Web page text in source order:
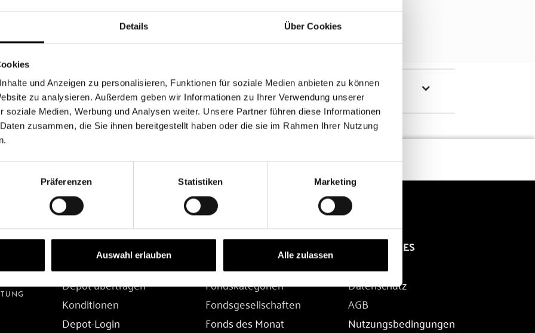
Details Über Cookies
und Anzeigen zu personalisieren, Funktionen für soziale Medien anbieten zu können
zu analysieren. Außerdem geben wir Informationen zu Ihrer Verwendung unserer
soziale Medien, Werbung und Analysen weiter. Unsere Partner führen diese Informationen
zusammen, die Sie ihnen bereitgestellt haben oder die sie im Rahmen Ihrer Nutzung
Präferenzen Statistiken Marketing
Auswahl erlauben Alle zulassen
Chancen & Risiken
Fonds FAQ
DEPOT
Depot übertragen
Konditionen
Depot-Login
FONDS
Fondssuche
Fondskategorien
Fondsgesellschaften
Fonds des Monat
RECHTLICHES
Impressum
Datenschutz
AGB
Nutzungsbedingungen